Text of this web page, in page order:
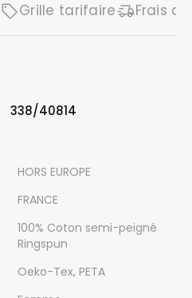
Grille tarifaire Frais
338/40814
HORS EUROPE
FRANCE
100% Coton semi-peigné
Ringspun
Oeko-Tex, PETA